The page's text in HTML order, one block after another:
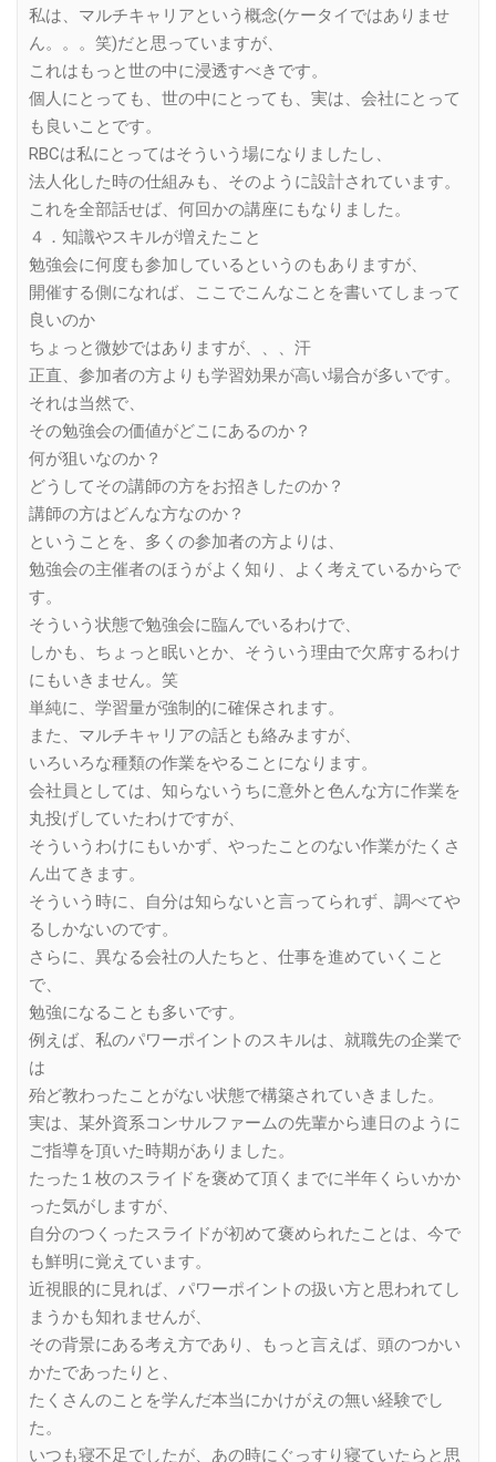
私は、マルチキャリアという概念(ケータイではありませ
ん。。。笑)だと思っていますが、
これはもっと世の中に浸透すべきです。
個人にとっても、世の中にとっても、実は、会社にとって
も良いことです。
RBCは私にとってはそういう場になりましたし、
法人化した時の仕組みも、そのように設計されています。
これを全部話せば、何回かの講座にもなりました。
４．知識やスキルが増えたこと
勉強会に何度も参加しているというのもありますが、
開催する側になれば、ここでこんなことを書いてしまって
良いのか
ちょっと微妙ではありますが、、、汗
正直、参加者の方よりも学習効果が高い場合が多いです。
それは当然で、
その勉強会の価値がどこにあるのか？
何が狙いなのか？
どうしてその講師の方をお招きしたのか？
講師の方はどんな方なのか？
ということを、多くの参加者の方よりは、
勉強会の主催者のほうがよく知り、よく考えているからで
す。
そういう状態で勉強会に臨んでいるわけで、
しかも、ちょっと眠いとか、そういう理由で欠席するわけ
にもいきません。笑
単純に、学習量が強制的に確保されます。
また、マルチキャリアの話とも絡みますが、
いろいろな種類の作業をやることになります。
会社員としては、知らないうちに意外と色んな方に作業を
丸投げしていたわけですが、
そういうわけにもいかず、やったことのない作業がたくさ
ん出てきます。
そういう時に、自分は知らないと言ってられず、調べてや
るしかないのです。
さらに、異なる会社の人たちと、仕事を進めていくこと
で、
勉強になることも多いです。
例えば、私のパワーポイントのスキルは、就職先の企業で
は
殆ど教わったことがない状態で構築されていきました。
実は、某外資系コンサルファームの先輩から連日のように
ご指導を頂いた時期がありました。
たった１枚のスライドを褒めて頂くまでに半年くらいかか
った気がしますが、
自分のつくったスライドが初めて褒められたことは、今で
も鮮明に覚えています。
近視眼的に見れば、パワーポイントの扱い方と思われてし
まうかも知れませんが、
その背景にある考え方であり、もっと言えば、頭のつかい
かたであったりと、
たくさんのことを学んだ本当にかけがえの無い経験でし
た。
いつも寝不足でしたが、あの時にぐっすり寝ていたらと思